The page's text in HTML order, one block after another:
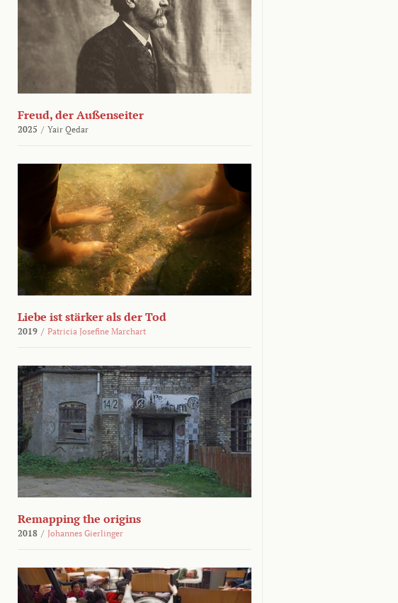
Freud, der Außenseiter
2025 / Yair Qedar
Liebe ist stärker als der Tod
2019 / Patricia Josefine Marchart
Remapping the origins
2018 / Johannes Gierlinger